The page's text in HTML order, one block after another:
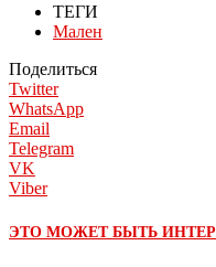
ТЕГИ
Мален
Поделиться
Twitter
WhatsApp
Email
Telegram
VK
Viber
ЭТО МОЖЕТ БЫТЬ